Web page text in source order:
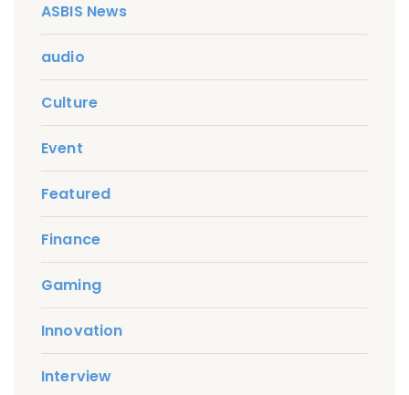
ASBIS News
audio
Culture
Event
Featured
Finance
Gaming
Innovation
Interview